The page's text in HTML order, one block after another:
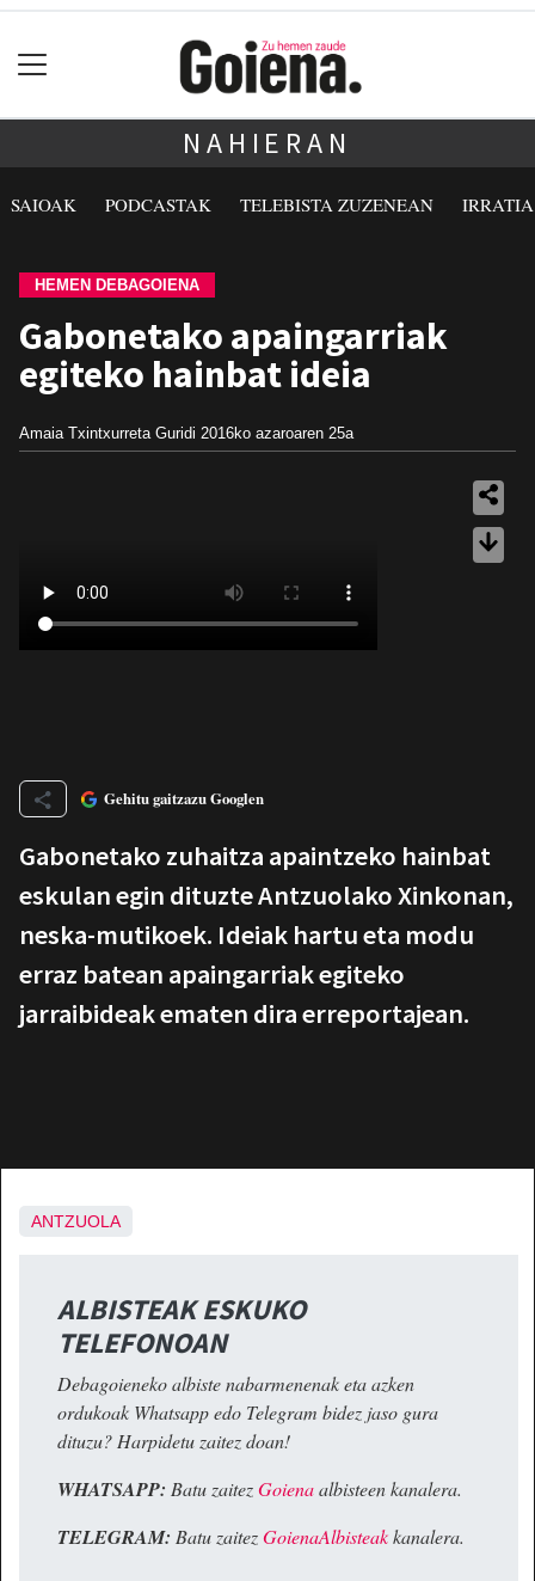
NAHIERAN
SAIOAK PODCASTAK TELEBISTA ZUZENEAN
HEMEN DEBAGOIENA
Gabonetako apaingarriak
egiteko hainbat ideia
Amaia Txintxurreta Guridi 2016ko azaroaren 25a
Gehitu gaitzazu Googlen
Gabonetako zuhaitza apaintzeko hainbat
eskulan egin dituzte Antzuolako Xinkonan,
neska-mutikoek. Ideiak hartu eta modu
erraz batean apaingarriak egiteko
jarraibideak ematen dira erreportajean.
ANTZUOLA
ALBISTEAK ESKUKO
TELEFONOAN
Debagoieneko albiste nabarmenenak eta azken
ordukoak Whatsapp edo Telegram bidez jaso gura
dituzu? Harpidetu zaitez doan!
WHATSAPP: Batu zaitezGoienaalbisteen kanalera.
TELEGRAM: Batu zaitezGoienaAlbisteakkanalera.